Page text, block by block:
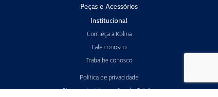
Peças e Acessórios
Institucional
Conheça a Kolina
Fale conosco
Trabalhe conosco
Política de privacidade
Sistema de Informações de Crédito